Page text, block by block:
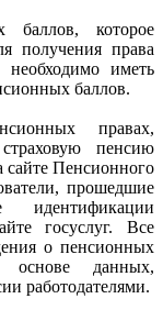
баллов, которое
получения права
иметь
баллов.
правах,
пенсию
сайте Пенсионного
прошедшие
госуслуг. Все
о пенсионных
основе данных,
работодателями.